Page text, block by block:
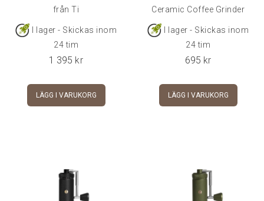
från Ti
I lager - Skickas inom
24 tim
1 395 kr
LÄGG I VARUKORG
Ceramic Coffee Grinder
I lager - Skickas inom
24 tim
695 kr
LÄGG I VARUKORG